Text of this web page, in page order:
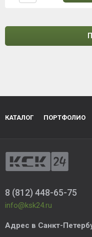
КАТАЛОГ ПОРТФОЛИО
8 (812) 448-65-75
info@ksk24.ru
Адрес в Санкт-